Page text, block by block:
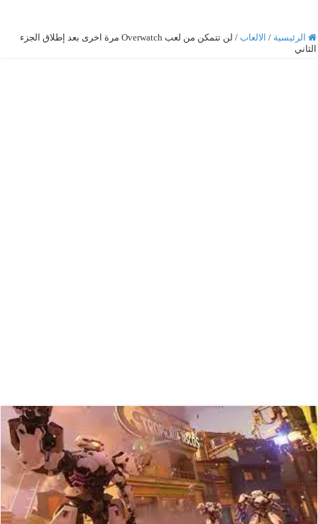
الرئيسية / الالعاب /
لن تتمكن من لعب Overwatch مرة اخرى بعد إطلاق الجزء
الثاني